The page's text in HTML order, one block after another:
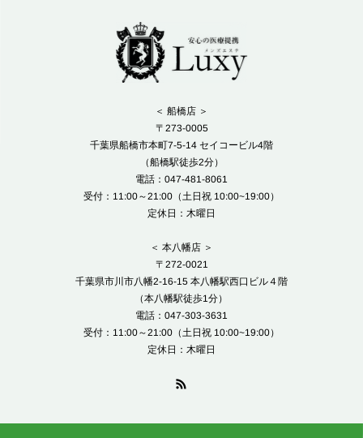
＜ 船橋店 ＞
〒273-0005
千葉県船橋市本町7-5-14 セイコービル4階
（船橋駅徒歩2分）
電話：047-481-8061
受付：11:00～21:00（土日祝 10:00~19:00）
定休日：木曜日
＜ 本八幡店 ＞
〒272-0021
千葉県市川市八幡2-16-15 本八幡駅西口ビル４階
（本八幡駅徒歩1分）
電話：047-303-3631
受付：11:00～21:00（土日祝 10:00~19:00）
定休日：木曜日